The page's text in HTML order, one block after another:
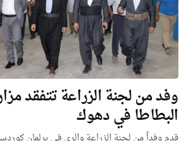
وفد من لجنة الزراعة تتفقد
البطاطا في دهوك